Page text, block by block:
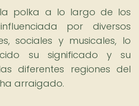
polka a lo largo de los
por diversos
sociales y musicales, lo
su significado y su
diferentes regiones del
arraigado.